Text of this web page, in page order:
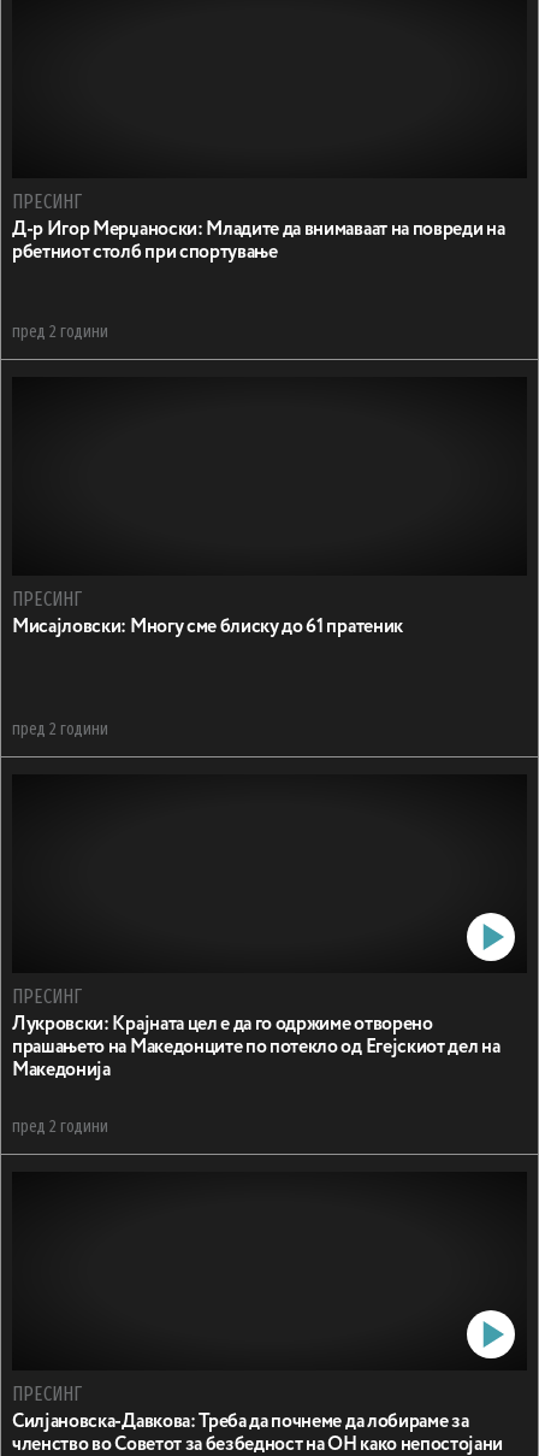
ПРЕСИНГ
Д-р Игор Мерџаноски: Mладите да внимаваат на повреди на
рбетниот столб при спортување
пред 2 години
ПРЕСИНГ
Мисајловски: Многу сме блиску до 61 пратеник
пред 2 години
ПРЕСИНГ
Лукровски: Крајната цел е да го одржиме отворено
прашањето на Македонците по потекло од Егејскиот дел на
Македонија
пред 2 години
ПРЕСИНГ
Силјановска-Давкова: Треба да почнеме да лобираме за
членство во Советот за безбедност на ОН како непостојани